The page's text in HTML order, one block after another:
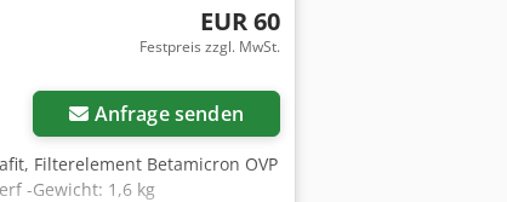
EUR 60
Festpreis zzgl. MwSt.
Anfrage senden
Filterelement Betamicron OVP
-Gewicht: 1,6 kg